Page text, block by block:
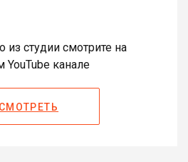
из студии смотрите на
YouTube канале
СМОТРЕТЬ